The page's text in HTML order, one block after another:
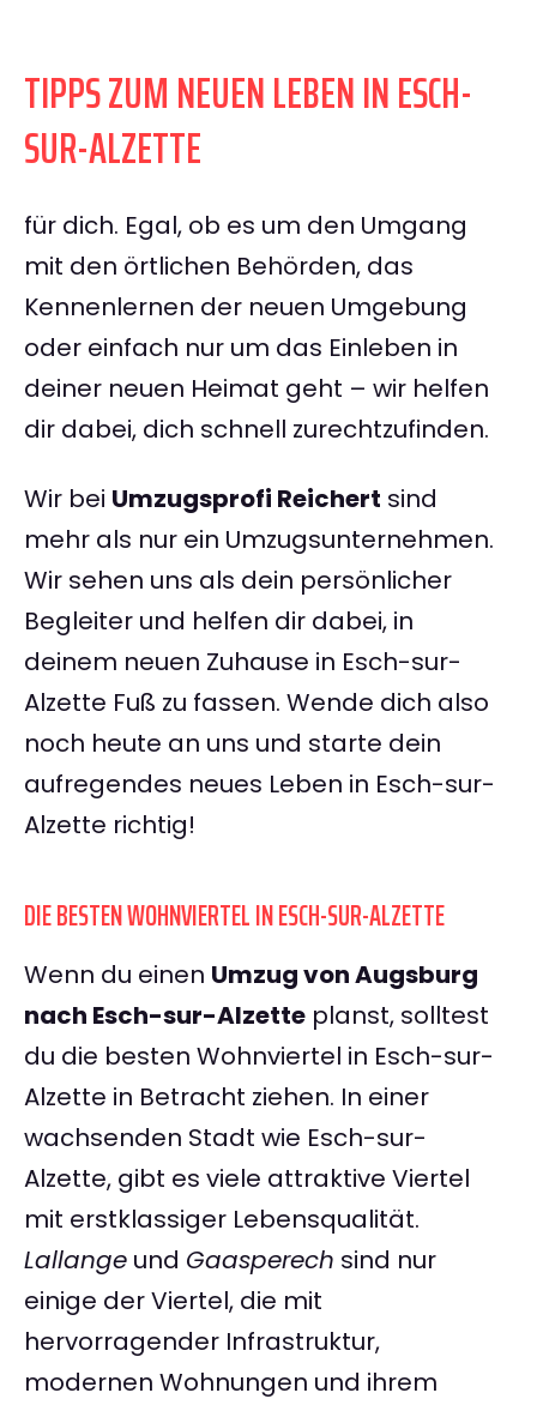
TIPPS ZUM NEUEN LEBEN IN ESCH-
SUR-ALZETTE
für dich. Egal, ob es um den Umgang
mit den örtlichen Behörden, das
Kennenlernen der neuen Umgebung
oder einfach nur um das Einleben in
deiner neuen Heimat geht – wir helfen
dir dabei, dich schnell zurechtzufinden.
Wir bei Umzugsprofi Reichert sind
mehr als nur ein Umzugsunternehmen.
Wir sehen uns als dein persönlicher
Begleiter und helfen dir dabei, in
deinem neuen Zuhause in Esch-sur-
Alzette Fuß zu fassen. Wende dich also
noch heute an uns und starte dein
aufregendes neues Leben in Esch-sur-
Alzette richtig!
DIE BESTEN WOHNVIERTEL IN ESCH-SUR-ALZETTE
Wenn du einen Umzug von Augsburg
nach Esch-sur-Alzette planst, solltest
du die besten Wohnviertel in Esch-sur-
Alzette in Betracht ziehen. In einer
wachsenden Stadt wie Esch-sur-
Alzette, gibt es viele attraktive Viertel
mit erstklassiger Lebensqualität.
Lallange und Gaasperech sind nur
einige der Viertel, die mit
hervorragender Infrastruktur,
modernen Wohnungen und ihrem